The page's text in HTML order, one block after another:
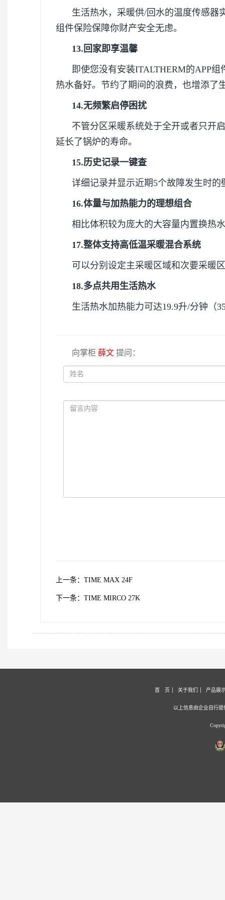
生活热水，采暖供/回水的温度传感器
组件保险保障你财产安全无虑。
13.回家即享温馨
即使您没有安装ITALTHERM的APP
热水备好。节约了期间的浪费，也增添了
14.无频繁启停困扰
不管分区采暖系统处于全开或者只开
延长了锅炉的寿命。
15.历史记录一键查
详细记录并显示近期5个故障发生时
16.体量与加热能力的理想组合
相比体积较为庞大的大容量内置换热
17.整体支持高低温采暖混合系统
可以分别设定主采暖区域和次要采暖
18.多点共用生活热水
生活热水加热能力可达19.9升/分钟（
向掌柜 薛文 提问：
上一条：TIME MAX 24F
下一条：TIME MIRCO 27K
首 页 关于我们 产品展
以上信息由企业自行